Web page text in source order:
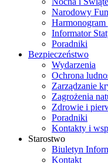
Narodowy
Harmonogram
Informator
Poradniki
Bezpieczeństwo
Wydarzenia
Ochrona
Zarządzanie
Zagrożenia
Zdrowie i
Poradniki
Kontakty i
Starostwo
Biuletyn
Kontakt